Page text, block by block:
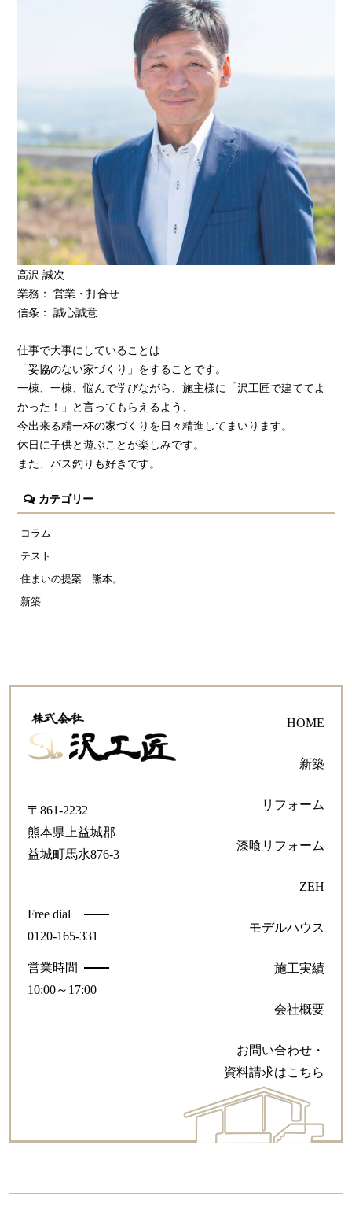
高沢 誠次
業務： 営業・打合せ
信条： 誠心誠意
仕事で大事にしていることは
「妥協のない家づくり」をすることです。
一棟、一棟、悩んで学びながら、施主様に「沢工匠で建ててよ
かった！」と言ってもらえるよう、
今出来る精一杯の家づくりを日々精進してまいります。
休日に子供と遊ぶことが楽しみです。
また、バス釣りも好きです。
カテゴリー
コラム
テスト
住まいの提案 熊本。
新築
〒861-2232
熊本県上益城郡
益城町馬水876-3
Free dial
0120-165-331
営業時間
10:00～17:00
HOME
新築
リフォーム
漆喰リフォーム
ZEH
モデルハウス
施工実績
会社概要
お問い合わせ・
資料請求はこちら